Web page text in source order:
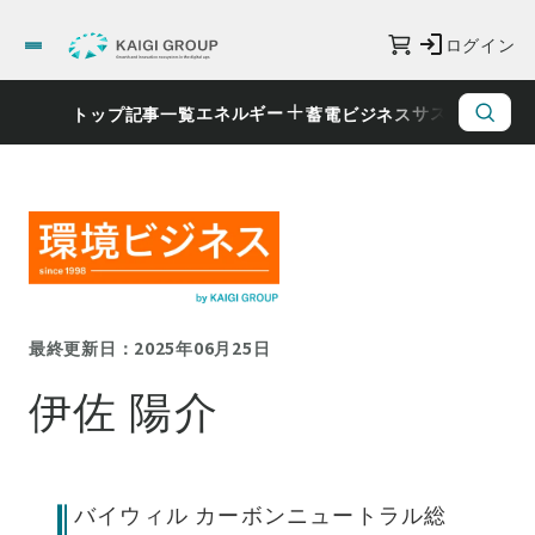
ログイン
トップ記事一覧エネルギー 蓄電ビジネスサステナビリ
最終更新日：2025年06月25日
伊佐 陽介
バイウィル カーボンニュートラル総